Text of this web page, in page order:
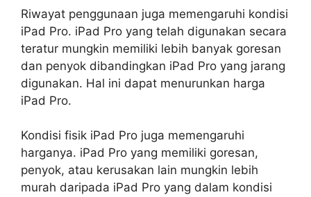
Riwayat penggunaan juga memengaruhi kondisi
iPad Pro. iPad Pro yang telah digunakan secara
teratur mungkin memiliki lebih banyak goresan
dan penyok dibandingkan iPad Pro yang jarang
digunakan. Hal ini dapat menurunkan harga
iPad Pro.
Kondisi fisik iPad Pro juga memengaruhi
harganya. iPad Pro yang memiliki goresan,
penyok, atau kerusakan lain mungkin lebih
murah daripada iPad Pro yang dalam kondisi